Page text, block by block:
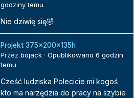
godziny temu
Nie dziwię się🤣
Projekt 375x200x135h
Przez bojack · Opublikowano 6 godzin
temu
Cześć ludziska Polecicie mi kogoś
kto ma narzędzia do pracy na szybie